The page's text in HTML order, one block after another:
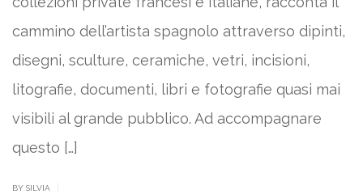
cammino dell’artista spagnolo attraverso dipinti,
disegni, sculture, ceramiche, vetri, incisioni,
litografie, documenti, libri e fotografie quasi mai
visibili al grande pubblico. Ad accompagnare
questo […]
BY SILVIA